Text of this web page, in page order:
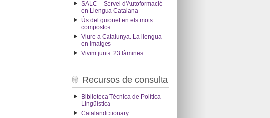
SALC – Servei d'Autoformació
en Llengua Catalana
Ús del guionet en els mots
compostos
Viure a Catalunya. La llengua
en imatges
Vivim junts. 23 làmines
Recursos de consulta
Biblioteca Tècnica de Política
Lingüística
Catalandictionary